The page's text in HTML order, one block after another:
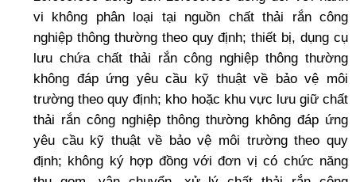
vi không phân loại tại nguồn chất thải rắn công
nghiệp thông thường theo quy định; thiết bị, dụng cụ
lưu chứa chất thải rắn công nghiệp thông thường
không đáp ứng yêu cầu kỹ thuật về bảo vệ môi
trường theo quy định; kho hoặc khu vực lưu giữ chất
thải rắn công nghiệp thông thường không đáp ứng
yêu cầu kỹ thuật về bảo vệ môi trường theo quy
định; không ký hợp đồng với đơn vị có chức năng